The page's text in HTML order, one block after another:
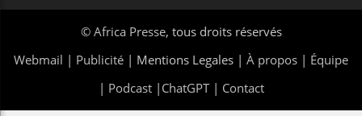
© Africa Presse, tous droits réservés
Webmail | Publicité | Mentions Legales | À propos | Équipe
| Podcast| ChatGPT| Contact